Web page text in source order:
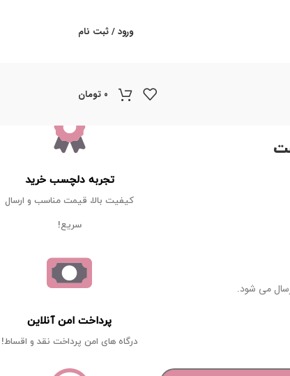
ورود / ثبت نام
۰ تومان
تجربه دلچسب خرید
کیفیت بالا، قیمت مناسب و ارسال
سریع!
پرداخت امن آنلاین
درگاه های امن پرداخت نقد و اقساط!